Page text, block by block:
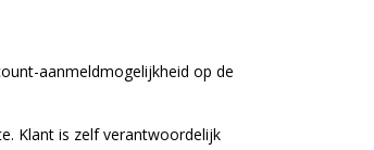
aanmeldmogelijkheid op de
Klant is zelf verantwoordelijk